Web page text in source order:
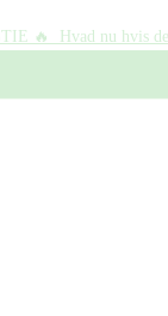
🔥⁠ ⁠ Hvad nu hvis